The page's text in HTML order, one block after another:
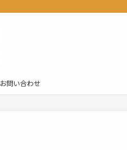
お問い合わせ